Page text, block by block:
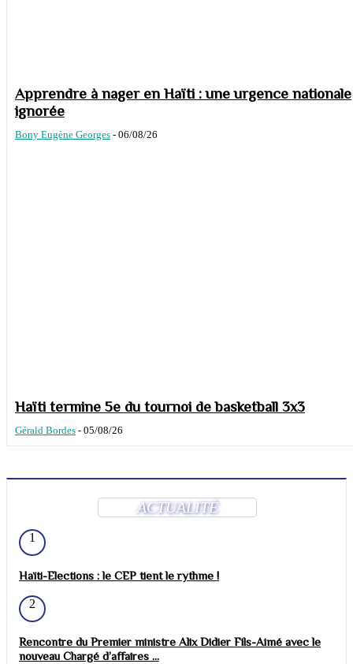
Apprendre à nager en Haïti : une urgence nationale
ignorée
Bony Eugène Georges - 06/08/26
Haïti termine 5e du tournoi de basketball 3x3
Gérald Bordes - 05/08/26
ACTUALITÉ
1
Haïti-Elections : le CEP tient le rythme !
2
Rencontre du Premier ministre Alix Didier Fils-Aimé avec le
nouveau Chargé d’affaires ...